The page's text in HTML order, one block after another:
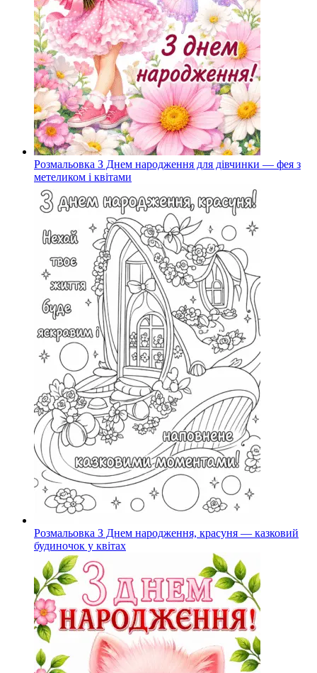
Розмальовка З Днем народження для дівчинки — фея з
метеликом і квітами
Розмальовка З Днем народження, красуня — казковий
будиночок у квітах